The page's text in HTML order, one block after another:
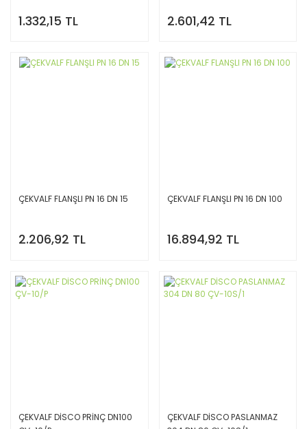
1.332,15 TL 2.601,42 TL
ÇEKVALF FLANŞLI PN 16 DN 15
2.206,92 TL
ÇEKVALF FLANŞLI PN 16 DN 100
16.894,92 TL
ÇEKVALF DİSCO PRİNÇ DN100
ÇEKVALF DİSCO PASLANMAZ